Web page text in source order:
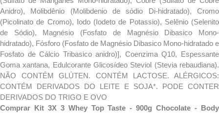
Anidro), Molibdênio (Molibdenio de sódio Di-hidratado), Cromo
(Picolinato de Cromo), Iodo (Iodeto de Potassio), Selênio (Selenito
de Sódio), Magnésio (Fosfato de Magnésio Dibasico Mono-
hidratado), Fósforo (Fosfato de Magnésio Dibasico Mono-hidratado e
Fosfato de Cálcio Tribasico anidro)], Coenzima Q10, Espessante
Goma xantana, Edulcorante Glicosídeo Steviol (Stevia rebaudiana).
NÃO CONTÉM GLÚTEN. CONTÉM LACTOSE. ALÉRGICOS:
CONTÉM DERIVADOS DO LEITE E SOJA*. PODE CONTER
DERIVADOS DO TRIGO E OVO
Comprar Kit 3X 3 Whey Top Taste - 900g Chocolate - Body